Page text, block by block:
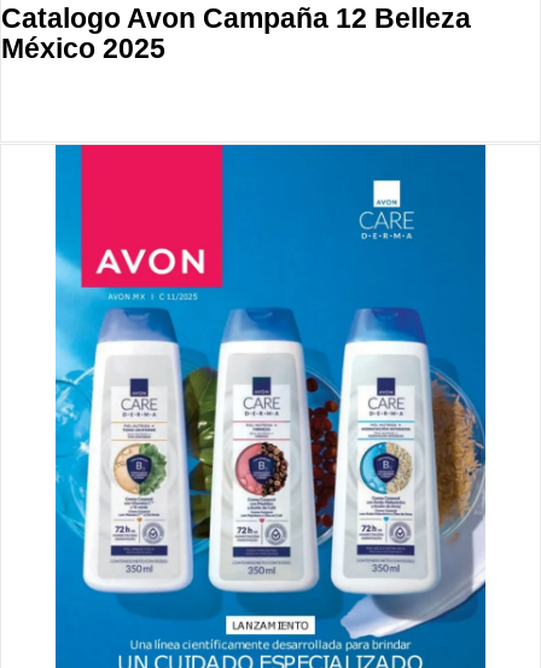
Catalogo Avon Campaña 12 Belleza
México 2025